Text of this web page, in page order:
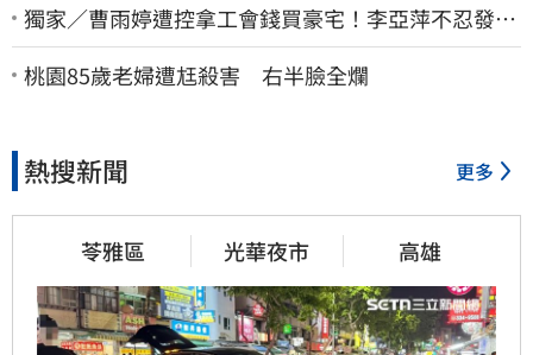
獨家／曹雨婷遭控拿工會錢買豪宅！李亞萍不忍發
聲：余天管工會都貼錢
桃園85歲老婦遭尪殺害 右半臉全爛
熱搜新聞 更多
苓雅區 光華夜市 高雄